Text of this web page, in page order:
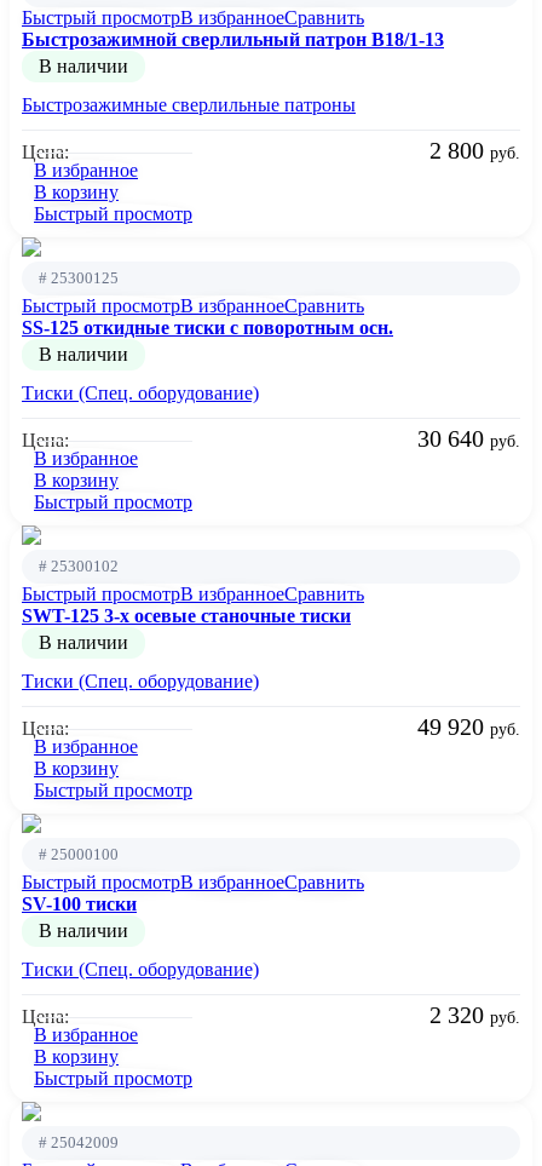
Быстрый просмотрВ избранноеСравнить
Быстрозажимной сверлильный патрон B18/1-13
В наличии
Быстрозажимные сверлильные патроны
Цена: 2 800 руб.
В избранное
В корзину
Быстрый просмотр
# 25300125
Быстрый просмотрВ избранноеСравнить
SS-125 откидные тиски с поворотным осн.
В наличии
Тиски (Спец. оборудование)
Цена: 30 640 руб.
В избранное
В корзину
Быстрый просмотр
# 25300102
Быстрый просмотрВ избранноеСравнить
SWT-125 3-х осевые станочные тиски
В наличии
Тиски (Спец. оборудование)
Цена: 49 920 руб.
В избранное
В корзину
Быстрый просмотр
# 25000100
Быстрый просмотрВ избранноеСравнить
SV-100 тиски
В наличии
Тиски (Спец. оборудование)
Цена: 2 320 руб.
В избранное
В корзину
Быстрый просмотр
# 25042009